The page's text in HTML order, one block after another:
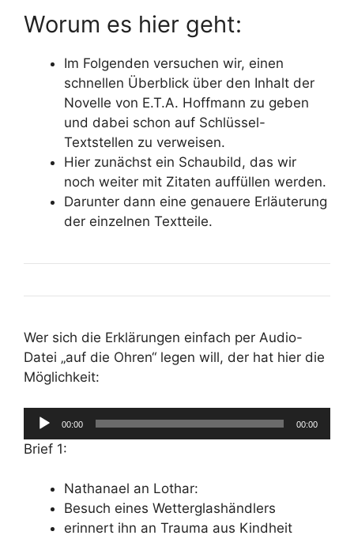
Worum es hier geht:
Im Folgenden versuchen wir, einen
schnellen Überblick über den Inhalt der
Novelle von E.T.A. Hoffmann zu geben
und dabei schon auf Schlüssel-
Textstellen zu verweisen.
Hier zunächst ein Schaubild, das wir
noch weiter mit Zitaten auffüllen werden.
Darunter dann eine genauere Erläuterung
der einzelnen Textteile.
Wer sich die Erklärungen einfach per Audio-
Datei „auf die Ohren“ legen will, der hat hier die
Möglichkeit:
Audio-
Player
00:00 00:00
Brief 1:
Nathanael an Lothar:
Besuch eines Wetterglashändlers
erinnert ihn an Trauma aus Kindheit